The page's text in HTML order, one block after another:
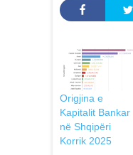
Origjina e
Kapitalit Bankar
në Shqipëri
Korrik 2025